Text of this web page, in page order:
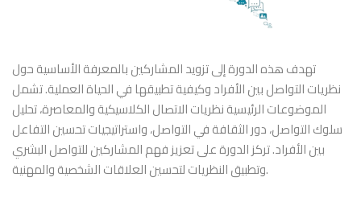
تهدف هذه الدورة إلى تزويد المشاركين بالمعرفة الأساسية حول
نظريات التواصل بين الأفراد وكيفية تطبيقها في الحياة العملية. تشمل
الموضوعات الرئيسية نظريات الاتصال الكلاسيكية والمعاصرة، تحليل
سلوك التواصل، دور الثقافة في التواصل، واستراتيجيات تحسين التفاعل
بين الأفراد. تركز الدورة على تعزيز فهم المشاركين للتواصل البشري
وتطبيق النظريات لتحسين العلاقات الشخصية والمهنية.